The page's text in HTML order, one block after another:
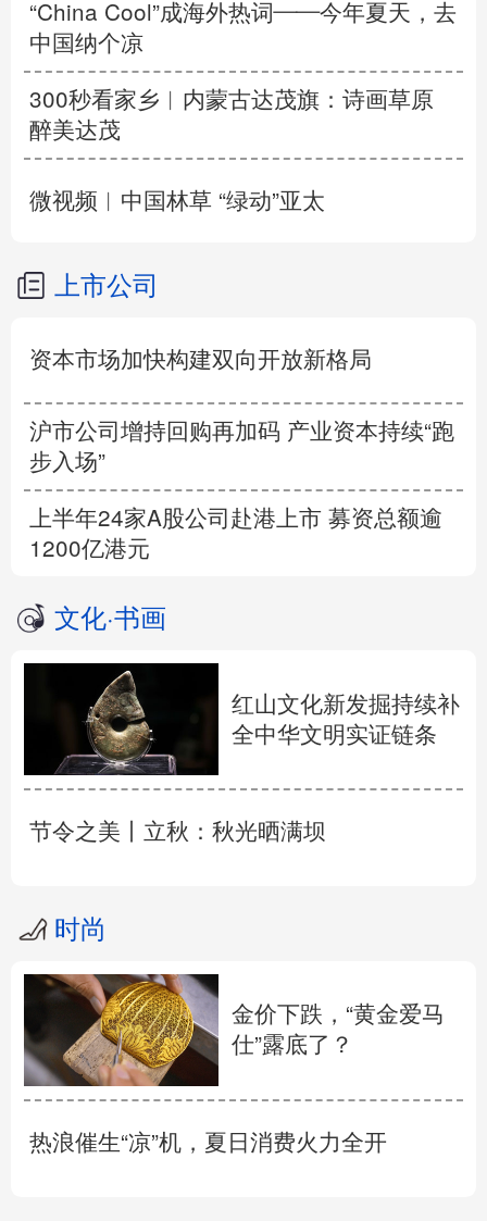
“China Cool”成海外热词——今年夏天，去
中国纳个凉
300秒看家乡︱内蒙古达茂旗：诗画草原
醉美达茂
微视频︱中国林草 “绿动”亚太
上市公司
资本市场加快构建双向开放新格局
沪市公司增持回购再加码 产业资本持续“跑
步入场”
上半年24家A股公司赴港上市 募资总额逾
1200亿港元
文化·书画
红山文化新发掘持续补
全中华文明实证链条
节令之美丨立秋：秋光晒满坝
时尚
金价下跌，“黄金爱马
仕”露底了？
热浪催生“凉”机，夏日消费火力全开